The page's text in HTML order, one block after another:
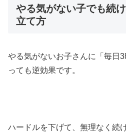
やる気がない子でも続
立て方
やる気がないお子さんに「毎日
っても逆効果です。
ハードルを下げて、無理なく続